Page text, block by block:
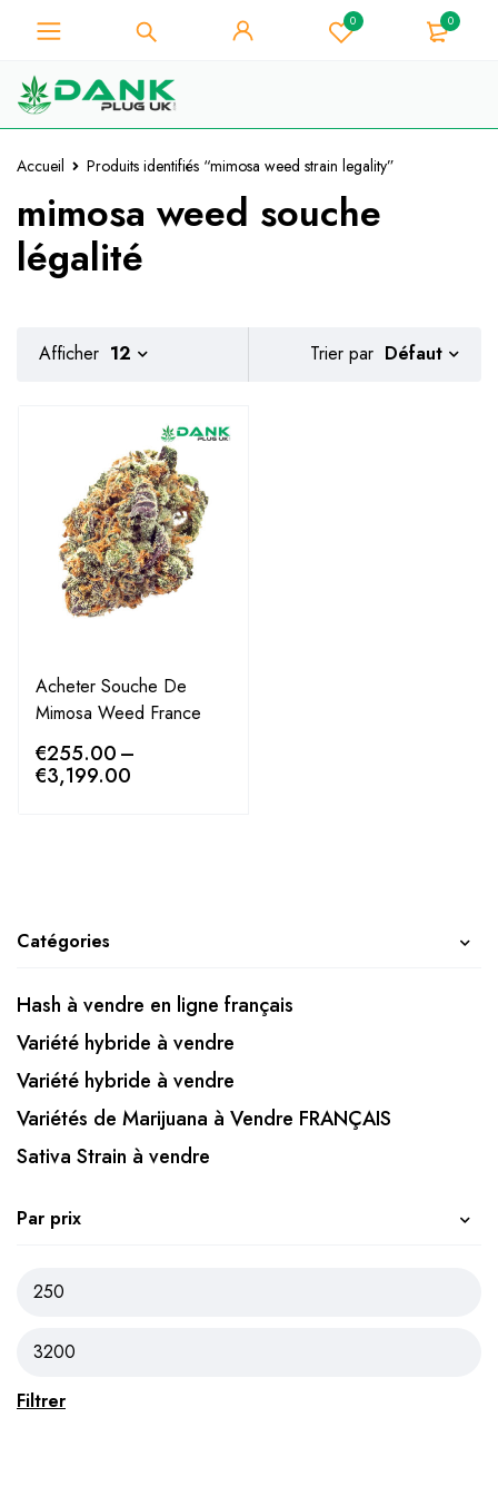
0 0
Accueil Produits identifiés “mimosa weed strain legality”
mimosa weed souche
légalité
Catégories
Hash à vendre en ligne français
Variété hybride à vendre
Variété hybride à vendre
Variétés de Marijuana à Vendre FRANÇAIS
Sativa Strain à vendre
Par prix
Filtrer
Trier par Défaut
Afficher 12
Acheter Souche De
Mimosa Weed France
€255.00–
€3,199.00
Pour les amateurs d'herbe -
Obtenez une remise instantanée de
10% sur chaque achat - Code de
coupon "WELCOME10".